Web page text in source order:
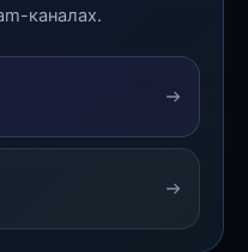
каналах.